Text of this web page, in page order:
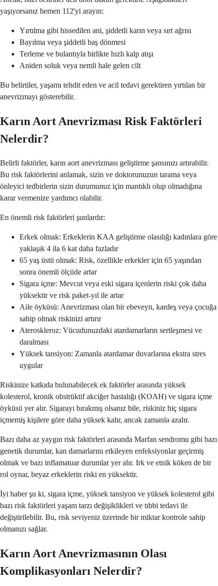
yaşıyorsanız hemen 112'yi arayın:
Yırtılma gibi hissedilen ani, şiddetli karın veya sırt ağrısı
Bayılma veya şiddetli baş dönmesi
Terleme ve bulantıyla birlikte hızlı kalp atışı
Aniden soluk veya nemli hale gelen cilt
Bu belirtiler, yaşamı tehdit eden ve acil tedavi gerektiren yırtılan bir
anevrizmayı gösterebilir.
Karın Aort Anevrizması Risk Faktörleri
Nelerdir?
Belirli faktörler, karın aort anevrizması geliştirme şansınızı artırabilir.
Bu risk faktörlerini anlamak, sizin ve doktorunuzun tarama veya
önleyici tedbirlerin sizin durumunuz için mantıklı olup olmadığına
karar vermenize yardımcı olabilir.
En önemli risk faktörleri şunlardır:
Erkek olmak: Erkeklerin KAA geliştirme olasılığı kadınlara göre
yaklaşık 4 ila 6 kat daha fazladır
65 yaş üstü olmak: Risk, özellikle erkekler için 65 yaşından
sonra önemli ölçüde artar
Sigara içme: Mevcut veya eski sigara içenlerin riski çok daha
yüksektir ve risk paket-yıl ile artar
Aile öyküsü: Anevrizması olan bir ebeveyn, kardeş veya çocuğa
sahip olmak riskinizi artırır
Ateroskleroz: Vücudunuzdaki atardamarların sertleşmesi ve
daralması
Yüksek tansiyon: Zamanla atardamar duvarlarına ekstra stres
uygular
Riskinize katkıda bulunabilecek ek faktörler arasında yüksek
kolesterol, kronik obstrüktif akciğer hastalığı (KOAH) ve sigara içme
öyküsü yer alır. Sigarayı bırakmış olsanız bile, riskiniz hiç sigara
içmemiş kişilere göre daha yüksek kalır, ancak zamanla azalır.
Bazı daha az yaygın risk faktörleri arasında Marfan sendromu gibi bazı
genetik durumlar, kan damarlarını etkileyen enfeksiyonlar geçirmiş
olmak ve bazı inflamatuar durumlar yer alır. Irk ve etnik köken de bir
rol oynar, beyaz erkeklerin riski en yüksektir.
İyi haber şu ki, sigara içme, yüksek tansiyon ve yüksek kolesterol gibi
bazı risk faktörleri yaşam tarzı değişiklikleri ve tıbbi tedavi ile
değiştirilebilir. Bu, risk seviyeniz üzerinde bir miktar kontrole sahip
olmanızı sağlar.
Karın Aort Anevrizmasının Olası
Komplikasyonları Nelerdir?